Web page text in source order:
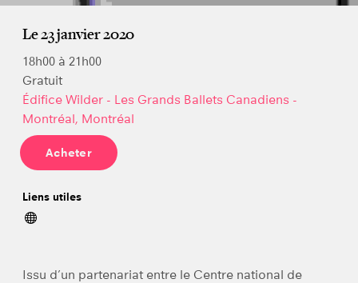
Le 23 janvier 2020
18h00 à 21h00
Gratuit
Édifice Wilder - Les Grands Ballets Canadiens -
Montréal, Montréal
Acheter
Liens utiles
Issu d’un partenariat entre le Centre national de